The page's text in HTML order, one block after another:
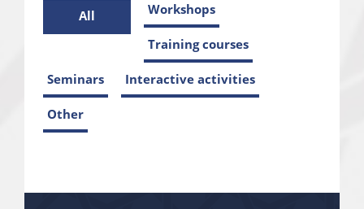
All Workshops
Training courses
Seminars Interactive activities
Other